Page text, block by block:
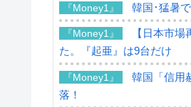
『Money1』 韓国･猛暑
『Money1』
【日本市
た。『起亜』は9台だけ
『Money1』
韓国「信用
落！